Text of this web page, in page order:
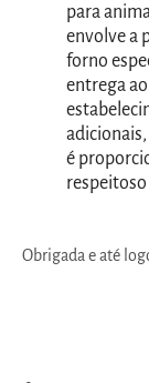
para
envolve a
forno
entrega
é
respeitoso
Obrigada e até